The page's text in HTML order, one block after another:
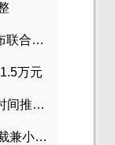
权益“缩水”、虚假宣传？智己L7车主发布联合维权声明
万元
特斯拉将Cybertruck电动货车生产上市时间推迟到2023年初
小米集团任命于立国担任小米汽车副总裁兼小米汽车北京总部政委